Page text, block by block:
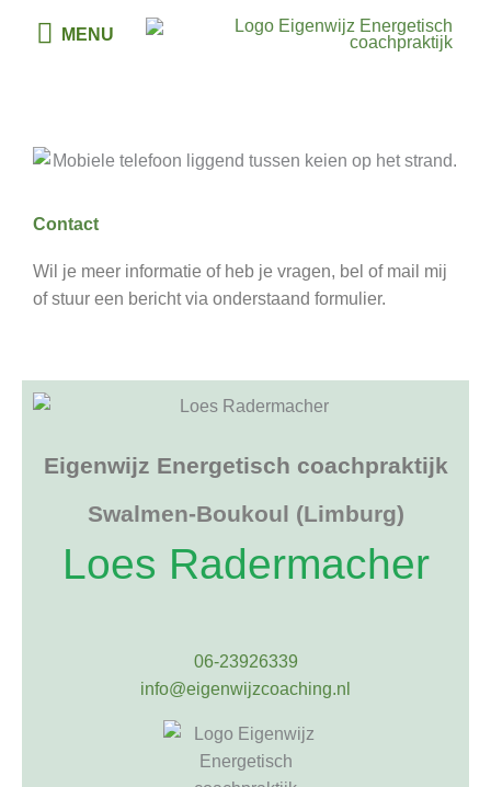
MENU
MENU
Contact
Wil je meer informatie of heb je vragen, bel of mail mij
of stuur een bericht via onderstaand formulier.
Eigenwijz Energetisch coachpraktijk
Swalmen-Boukoul (Limburg)
Loes Radermacher
06-23926339
info@eigenwijzcoaching.nl